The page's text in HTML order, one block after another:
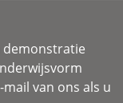
demonstratie
van ons als u